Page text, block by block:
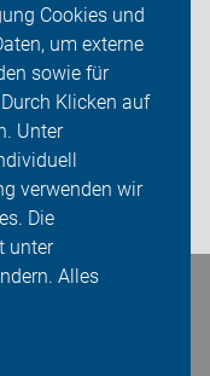
Cookies und
um externe
sowie für
Klicken auf
Unter
verwenden wir
Die
unter
Alles